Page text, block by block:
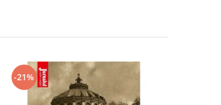
-21%